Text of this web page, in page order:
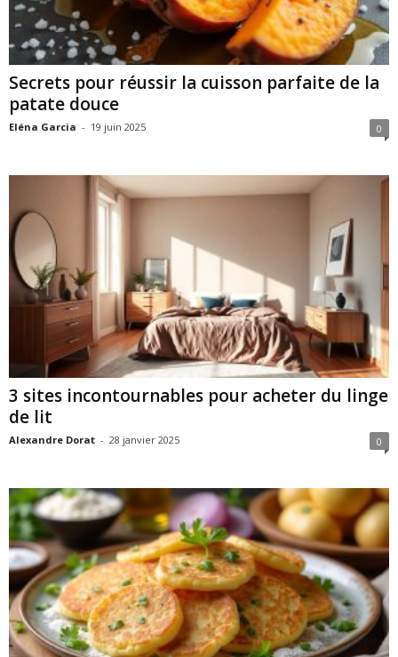
Secrets pour réussir la cuisson parfaite de la
patate douce
Eléna Garcia - 19 juin 2025 0
3 sites incontournables pour acheter du linge
de lit
Alexandre Dorat - 28 janvier 2025 0